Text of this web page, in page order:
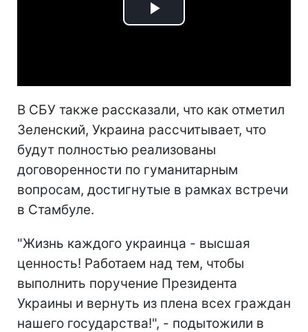
Play
В СБУ также рассказали, что как отметил
Зеленский, Украина рассчитывает, что
будут полностью реализованы
договоренности по гуманитарным
вопросам, достигнутые в рамках встречи
в Стамбуле.
"Жизнь каждого украинца - высшая
ценность! Работаем над тем, чтобы
выполнить поручение Президента
Украины и вернуть из плена всех граждан
нашего государства!", - подытожили в